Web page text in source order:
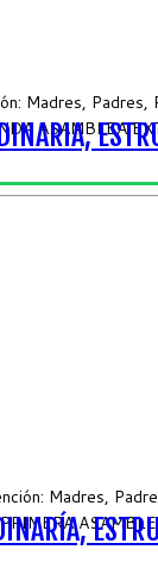
Madres,
ASAMBLEA
Madres,